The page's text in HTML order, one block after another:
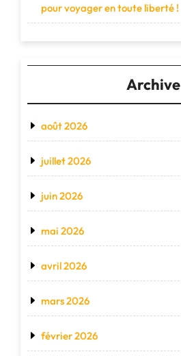
pour voyager en toute liberté !
Archive
août 2026
juillet 2026
juin 2026
mai 2026
avril 2026
mars 2026
février 2026